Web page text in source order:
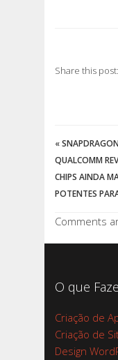
Share this post:
«
QUALCOMM
CHIPS AINDA
POTENTES
Comments
O que
Criação de
Criação de
Design